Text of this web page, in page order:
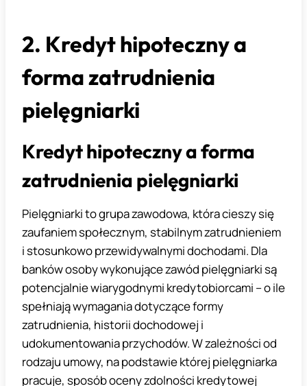
2. Kredyt hipoteczny a
forma zatrudnienia
pielęgniarki
Kredyt hipoteczny a forma
zatrudnienia pielęgniarki
Pielęgniarki to grupa zawodowa, która cieszy się
zaufaniem społecznym, stabilnym zatrudnieniem
i stosunkowo przewidywalnymi dochodami. Dla
banków osoby wykonujące zawód pielęgniarki są
potencjalnie wiarygodnymi kredytobiorcami – o ile
spełniają wymagania dotyczące formy
zatrudnienia, historii dochodowej i
udokumentowania przychodów. W zależności od
rodzaju umowy, na podstawie której pielęgniarka
pracuje, sposób oceny zdolności kredytowej